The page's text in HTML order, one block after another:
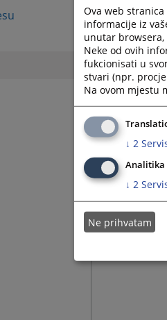
Ova web
informacije iz
unutar browsera,
Neke od ovih
fukcionisati u
stvari (npr.
Na ovom mjestu
↓ 2
Analitika
↓ 2
Ne prihvatam